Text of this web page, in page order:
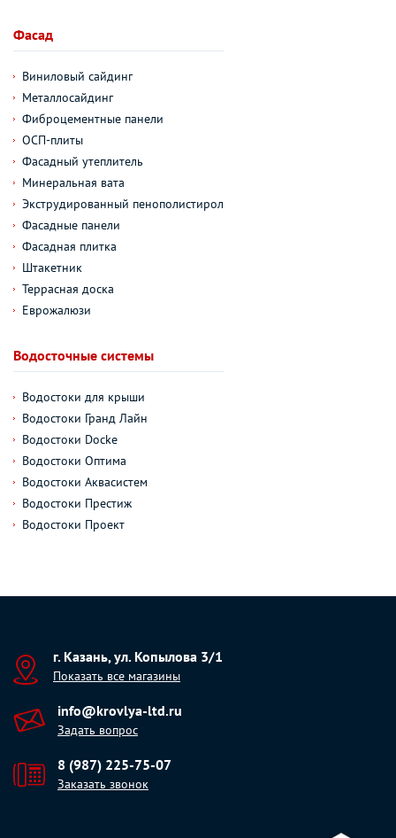
Фасад
Виниловый сайдинг
Металлосайдинг
Фиброцементные панели
ОСП-плиты
Фасадный утеплитель
Минеральная вата
Экструдированный пенополистирол
Фасадные панели
Фасадная плитка
Штакетник
Террасная доска
Еврожалюзи
Водосточные системы
Водостоки для крыши
Водостоки Гранд Лайн
Водостоки Docke
Водостоки Оптима
Водостоки Аквасистем
Водостоки Престиж
Водостоки Проект
г. Казань, ул. Копылова 3/1
Показать все магазины
info@krovlya-ltd.ru
Задать вопрос
8 (987) 225-75-07
Заказать звонок